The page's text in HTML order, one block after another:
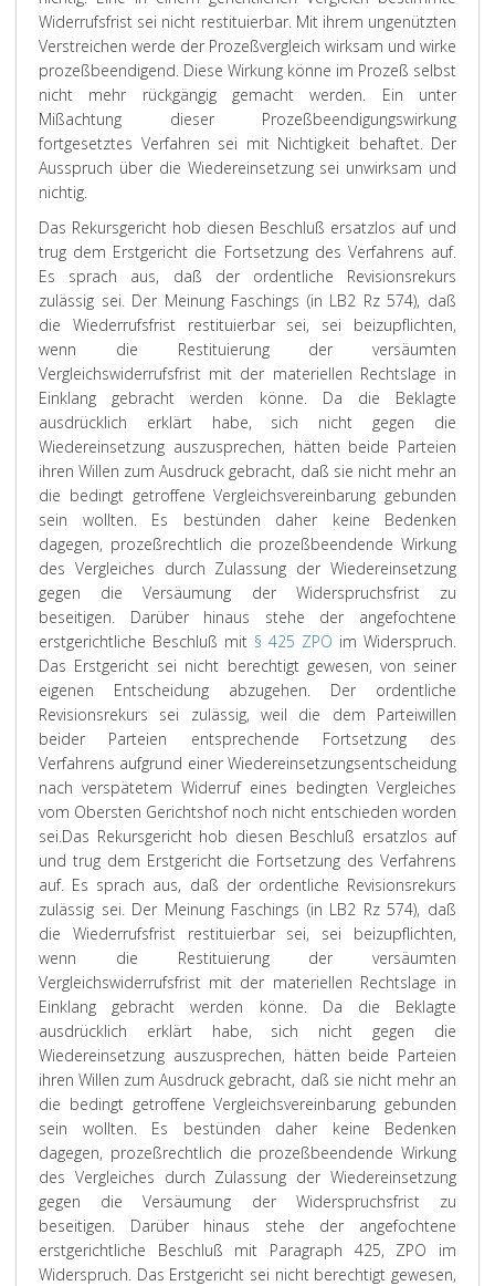
Widerrufsfrist sei nicht restituierbar. Mit ihrem ungenützten
Verstreichen werde der Prozeßvergleich wirksam und wirke
prozeßbeendigend. Diese Wirkung könne im Prozeß selbst
nicht mehr rückgängig gemacht werden. Ein unter
Mißachtung dieser Prozeßbeendigungswirkung
fortgesetztes Verfahren sei mit Nichtigkeit behaftet. Der
Ausspruch über die Wiedereinsetzung sei unwirksam und
nichtig.
Das Rekursgericht hob diesen Beschluß ersatzlos auf und
trug dem Erstgericht die Fortsetzung des Verfahrens auf.
Es sprach aus, daß der ordentliche Revisionsrekurs
zulässig sei. Der Meinung Faschings (in LB2 Rz 574), daß
die Wiederrufsfrist restituierbar sei, sei beizupflichten,
wenn die Restituierung der versäumten
Vergleichswiderrufsfrist mit der materiellen Rechtslage in
Einklang gebracht werden könne. Da die Beklagte
ausdrücklich erklärt habe, sich nicht gegen die
Wiedereinsetzung auszusprechen, hätten beide Parteien
ihren Willen zum Ausdruck gebracht, daß sie nicht mehr an
die bedingt getroffene Vergleichsvereinbarung gebunden
sein wollten. Es bestünden daher keine Bedenken
dagegen, prozeßrechtlich die prozeßbeendende Wirkung
des Vergleiches durch Zulassung der Wiedereinsetzung
gegen die Versäumung der Widerspruchsfrist zu
beseitigen. Darüber hinaus stehe der angefochtene
erstgerichtliche Beschluß mit § 425 ZPO im Widerspruch.
Das Erstgericht sei nicht berechtigt gewesen, von seiner
eigenen Entscheidung abzugehen. Der ordentliche
Revisionsrekurs sei zulässig, weil die dem Parteiwillen
beider Parteien entsprechende Fortsetzung des
Verfahrens aufgrund einer Wiedereinsetzungsentscheidung
nach verspätetem Widerruf eines bedingten Vergleiches
vom Obersten Gerichtshof noch nicht entschieden worden
sei.Das Rekursgericht hob diesen Beschluß ersatzlos auf
und trug dem Erstgericht die Fortsetzung des Verfahrens
auf. Es sprach aus, daß der ordentliche Revisionsrekurs
zulässig sei. Der Meinung Faschings (in LB2 Rz 574), daß
die Wiederrufsfrist restituierbar sei, sei beizupflichten,
wenn die Restituierung der versäumten
Vergleichswiderrufsfrist mit der materiellen Rechtslage in
Einklang gebracht werden könne. Da die Beklagte
ausdrücklich erklärt habe, sich nicht gegen die
Wiedereinsetzung auszusprechen, hätten beide Parteien
ihren Willen zum Ausdruck gebracht, daß sie nicht mehr an
die bedingt getroffene Vergleichsvereinbarung gebunden
sein wollten. Es bestünden daher keine Bedenken
dagegen, prozeßrechtlich die prozeßbeendende Wirkung
des Vergleiches durch Zulassung der Wiedereinsetzung
gegen die Versäumung der Widerspruchsfrist zu
beseitigen. Darüber hinaus stehe der angefochtene
erstgerichtliche Beschluß mit Paragraph 425, ZPO im
Widerspruch. Das Erstgericht sei nicht berechtigt gewesen,